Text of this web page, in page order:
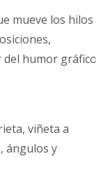
mueve los hilos
humor gráfico.
viñeta a
ángulos y